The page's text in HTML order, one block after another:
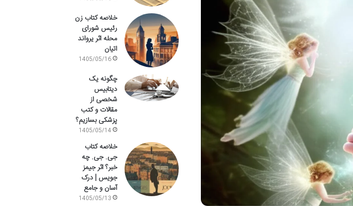
خلاصه کتاب زن
رئیس شورای
محله اثر یرواند
اتیان
1405/05/16
چگونه یک
دیتابیس
شخصی از
مقالات و کتب
پزشکی بسازیم؟
1405/05/14
خلاصه کتاب
جی. جی. چه
خبر؟ اثر جیمز
جویس | درک
آسان و جامع
1405/05/13